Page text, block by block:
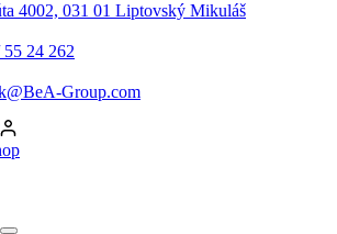
4002, 031 01 Liptovský Mikuláš
55 24 262
Group.com